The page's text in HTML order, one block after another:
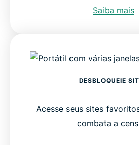
Saiba mais
DESBLOQUEIE
Acesse seus sites
combata a